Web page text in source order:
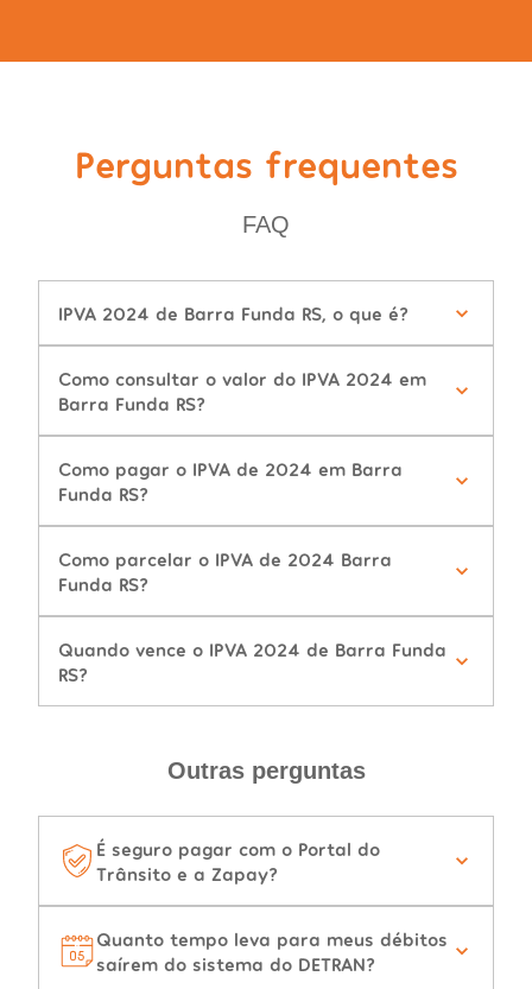
Perguntas frequentes
FAQ
IPVA 2024 de Barra Funda RS, o que é?
Como consultar o valor do IPVA 2024 em
Barra Funda RS?
Como pagar o IPVA de 2024 em Barra
Funda RS?
Como parcelar o IPVA de 2024 Barra
Funda RS?
Quando vence o IPVA 2024 de Barra Funda
RS?
Outras perguntas
É seguro pagar com o Portal do
Trânsito e a Zapay?
Quanto tempo leva para meus débitos
saírem do sistema do DETRAN?